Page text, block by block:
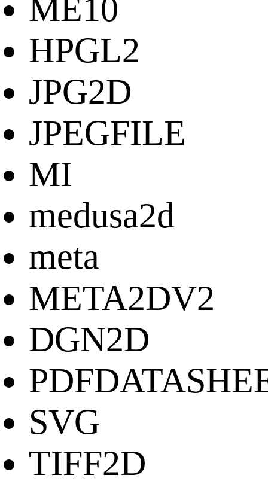
ME10
HPGL2
JPG2D
JPEGFILE
MI
medusa2d
meta
META2DV2
DGN2D
SVG
TIFF2D